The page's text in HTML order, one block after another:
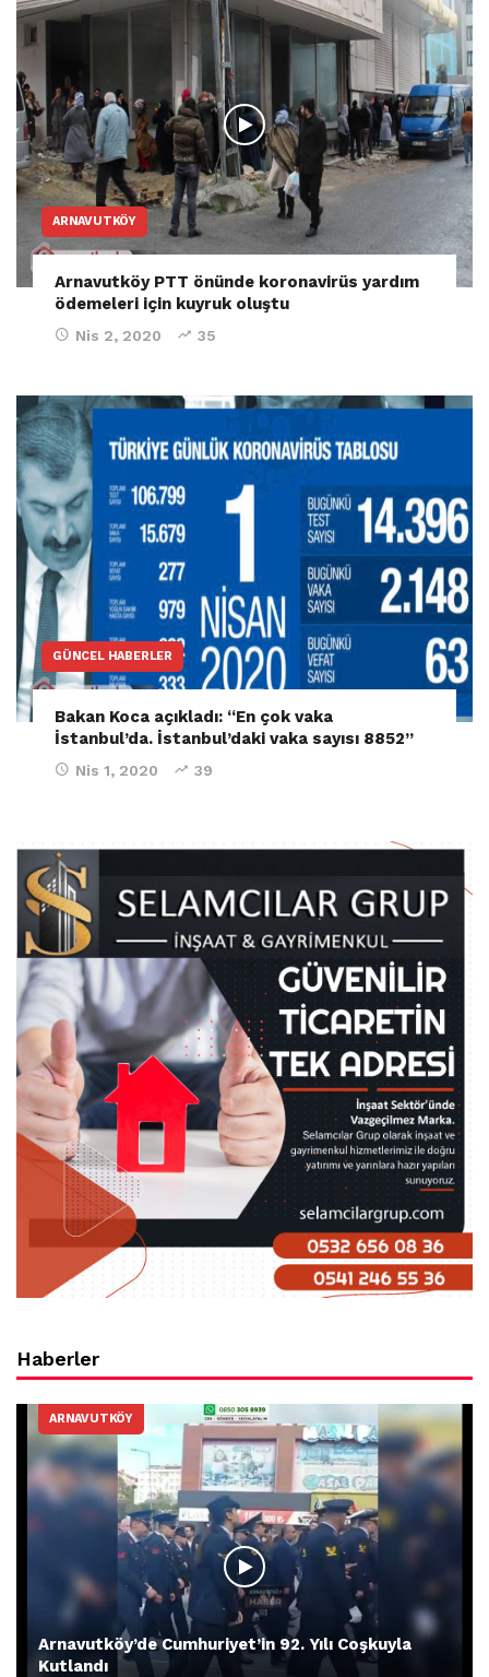
ARNAVUTKÖY
Arnavutköy PTT önünde koronavirüs yardım
ödemeleri için kuyruk oluştu
Nis 2, 2020 35
GÜNCEL HABERLER
Bakan Koca açıkladı: “En çok vaka
İstanbul’da. İstanbul’daki vaka sayısı 8852”
Nis 1, 2020 39
Haberler
ARNAVUTKÖY
Arnavutköy’de Cumhuriyet’in 92. Yılı Coşkuyla
Kutlandı